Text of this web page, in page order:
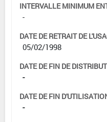
INTERVALLE MINIMUM
-
DATE DE RETRAIT DE
05/02/1998
DATE DE FIN DE
-
DATE DE FIN
-